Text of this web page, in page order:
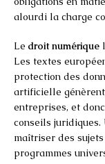
alourdi la charge
Le droit numérique
Les textes
protection des
artificielle
entreprises, et
conseils juridiques.
maîtriser des
programmes